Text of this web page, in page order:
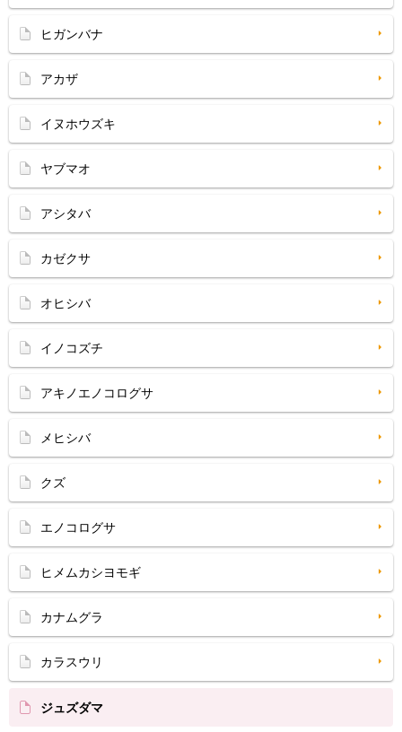
ヒガンバナ
アカザ
イヌホウズキ
ヤブマオ
アシタバ
カゼクサ
オヒシバ
イノコズチ
アキノエノコログサ
メヒシバ
クズ
エノコログサ
ヒメムカシヨモギ
カナムグラ
カラスウリ
ジュズダマ